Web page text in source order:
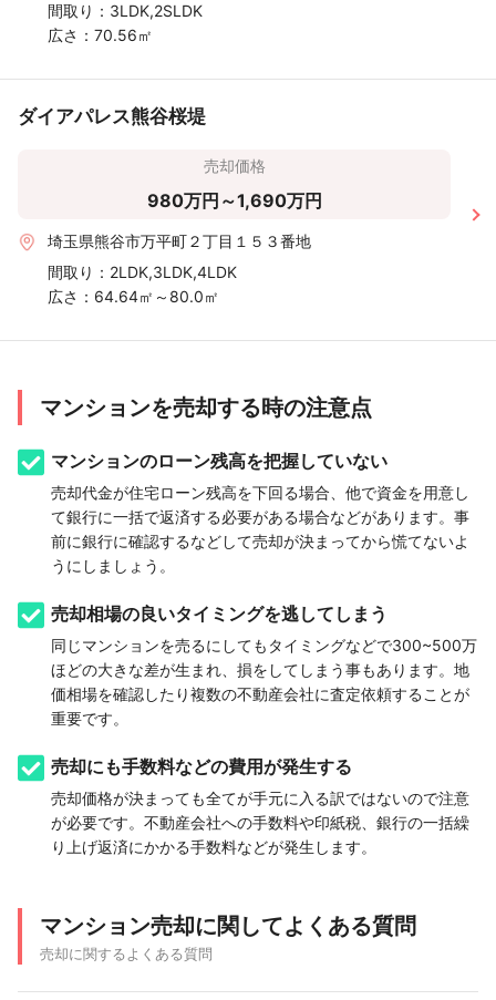
間取り： 3LDK,2SLDK
広さ： 70.56㎡
ダイアパレス熊谷桜堤
売却価格
980万円～1,690万円
埼玉県熊谷市万平町２丁目１５３番地
間取り： 2LDK,3LDK,4LDK
広さ： 64.64㎡～80.0㎡
マンションを売却する時の注意点
マンションのローン残高を把握していない
売却代金が住宅ローン残高を下回る場合、他で資金を用意し
て銀行に一括で返済する必要がある場合などがあります。事
前に銀行に確認するなどして売却が決まってから慌てないよ
うにしましょう。
売却相場の良いタイミングを逃してしまう
同じマンションを売るにしてもタイミングなどで300~500万
ほどの大きな差が生まれ、損をしてしまう事もあります。地
価相場を確認したり複数の不動産会社に査定依頼することが
重要です。
売却にも手数料などの費用が発生する
売却価格が決まっても全てが手元に入る訳ではないので注意
が必要です。不動産会社への手数料や印紙税、銀行の一括繰
り上げ返済にかかる手数料などが発生します。
マンション売却に関してよくある質問
売却に関するよくある質問